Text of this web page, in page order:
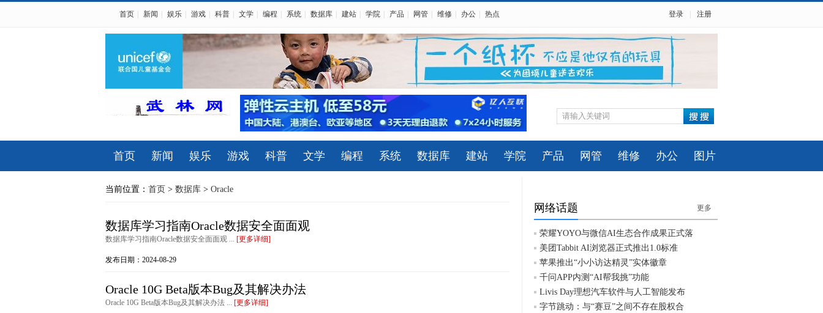
首页 新闻 娱乐 游戏 科普 文学 编程 系统 数据库 建站 学院 产品 网管 维修 办公 热点 登录 注册
首页 新闻 娱乐 游戏 科普 文学 编程 系统 数据库 建站 学院 产品 网管 维修 办公 图片
当前位置： 首页 > 数据库 > Oracle
数据库学习指南Oracle数据安全面面观
数据库学习指南Oracle数据安全面面观 ... [更多详细]
发布日期：2024-08-29
Oracle 10G Beta版本Bug及其解决办法
Oracle 10G Beta版本Bug及其解决办法 ... [更多详细]
网络话题 更多
荣耀YOYO与微信AI生态合作成果正式落
美团Tabbit AI浏览器正式推出1.0标准
苹果推出“小小访达精灵”实体徽章
千问APP内测“AI帮我挑”功能
Livis Day理想汽车软件与人工智能发布
字节跳动：与“赛豆”之间不存在股权合